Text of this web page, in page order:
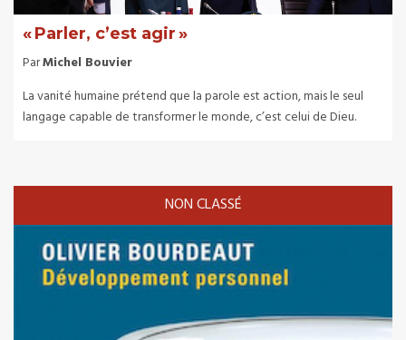
« Parler, c’est agir »
ParMichel Bouvier
La vanité humaine prétend que la parole est action, mais le seul
langage capable de transformer le monde, c’est celui de Dieu.
NON CLASSÉ